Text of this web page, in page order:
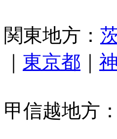
関東地方：
東京都
甲信越地方：